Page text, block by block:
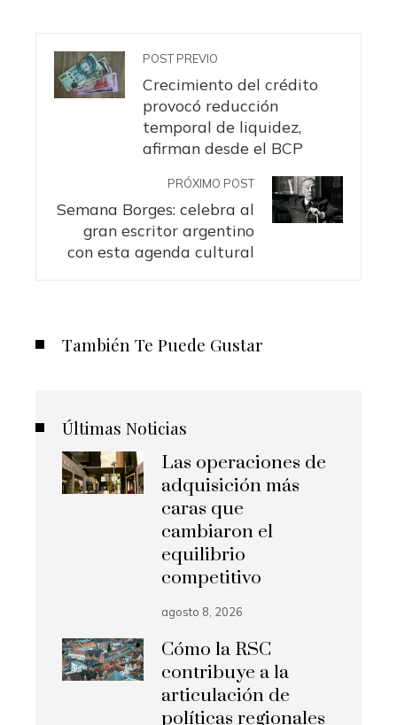
POST PREVIO
Crecimiento del crédito
provocó reducción
temporal de liquidez,
afirman desde el BCP
PRÓXIMO POST
Semana Borges: celebra al
gran escritor argentino
con esta agenda cultural
También Te Puede Gustar
Últimas Noticias
Las operaciones de
adquisición más
caras que
cambiaron el
equilibrio
competitivo
agosto 8, 2026
Cómo la RSC
contribuye a la
articulación de
políticas regionales